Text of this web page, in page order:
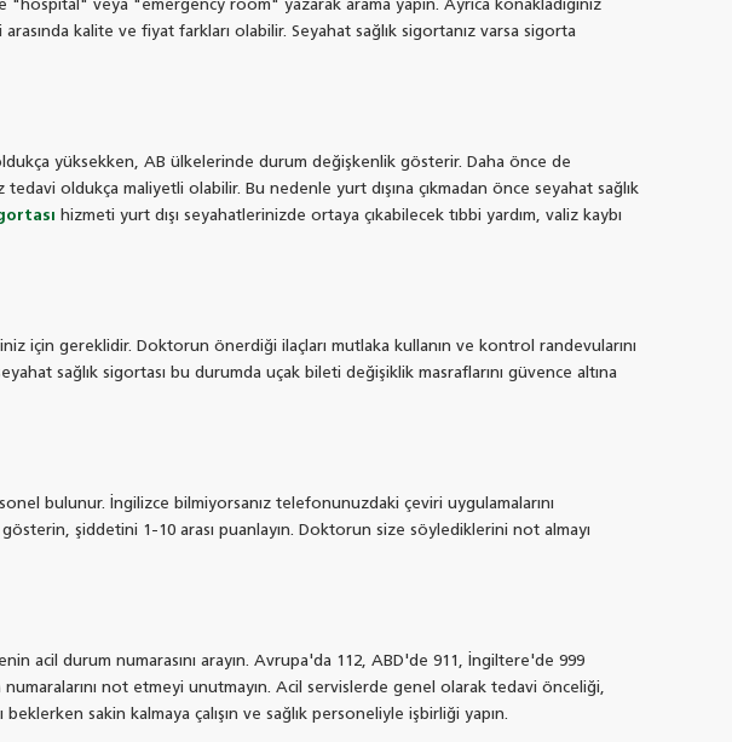
"hospital" veya "emergency room" yazarak arama yapın. Ayrıca konakladığınız
kalite ve fiyat farkları olabilir. Seyahat sağlık sigortanız varsa sigorta
yüksekken, AB ülkelerinde durum değişkenlik gösterir. Daha önce de
oldukça maliyetli olabilir. Bu nedenle yurt dışına çıkmadan önce seyahat sağlık
hizmeti yurt dışı seyahatlerinizde ortaya çıkabilecek tıbbi yardım, valiz kaybı
için gereklidir. Doktorun önerdiği ilaçları mutlaka kullanın ve kontrol randevularını
sağlık sigortası bu durumda uçak bileti değişiklik masraflarını güvence altına
bulunur. İngilizce bilmiyorsanız telefonunuzdaki çeviri uygulamalarını
şiddetini 1-10 arası puanlayın. Doktorun size söylediklerini not almayı
acil durum numarasını arayın. Avrupa'da 112, ABD'de 911, İngiltere'de 999
not etmeyi unutmayın. Acil servislerde genel olarak tedavi önceliği,
sakin kalmaya çalışın ve sağlık personeliyle işbirliği yapın.